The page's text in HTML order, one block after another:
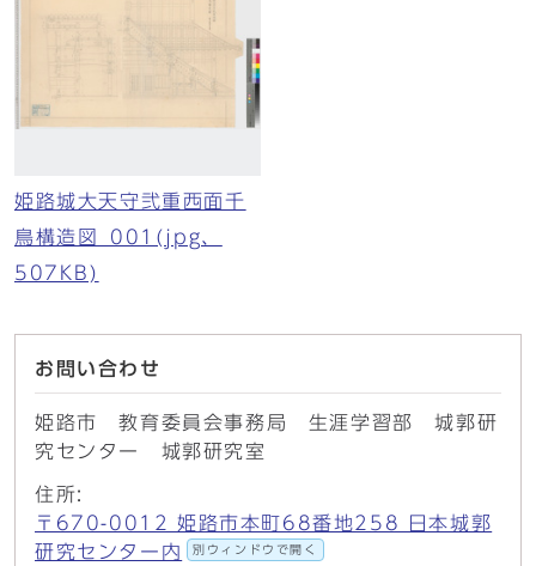
姫路城大天守弐重西面千
鳥構造図_001(jpg、
507KB)
お問い合わせ
姫路市 教育委員会事務局 生涯学習部 城郭研
究センター 城郭研究室
住所:
〒670-0012 姫路市本町68番地258 日本城郭
研究センター内
別ウィンドウで開く